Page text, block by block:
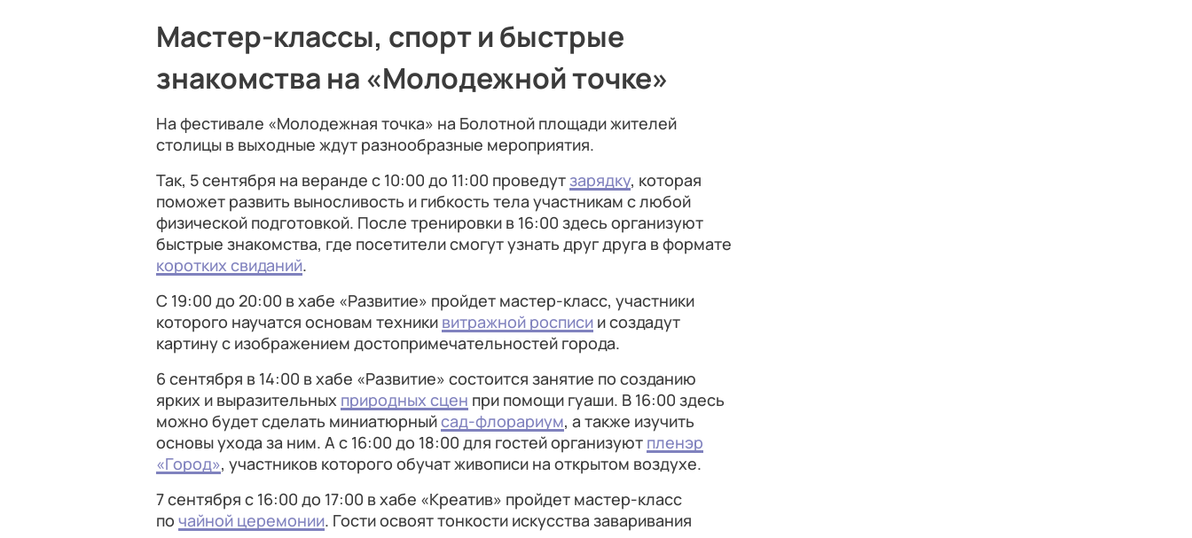
Мастер-классы, спорт и быстрые
знакомства на «Молодежной точке»
На фестивале «Молодежная точка» на Болотной площади жителей
столицы в выходные ждут разнообразные мероприятия.
Так, 5 сентября на веранде с 10:00 до 11:00 проведут зарядку, которая
поможет развить выносливость и гибкость тела участникам с любой
физической подготовкой. После тренировки в 16:00 здесь организуют
быстрые знакомства, где посетители смогут узнать друг друга в формате
коротких свиданий.
С 19:00 до 20:00 в хабе «Развитие» пройдет мастер-класс, участники
которого научатся основам техники витражной росписи и создадут
картину с изображением достопримечательностей города.
6 сентября в 14:00 в хабе «Развитие» состоится занятие по созданию
ярких и выразительных природных сцен при помощи гуаши. В 16:00 здесь
можно будет сделать миниатюрныйсад-флорариум, а также изучить
основы ухода за ним. А с 16:00 до 18:00 для гостей организуют пленэр
«Город», участников которого обучат живописи на открытом воздухе.
7 сентября с 16:00 до 17:00 в хабе «Креатив» пройдет мастер-класс
по чайной церемонии. Гости освоят тонкости искусства заваривания